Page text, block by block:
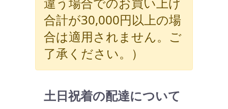
合計が30,000円以上の場
合は適用されません。ご
了承ください。）
土日祝着の配達について